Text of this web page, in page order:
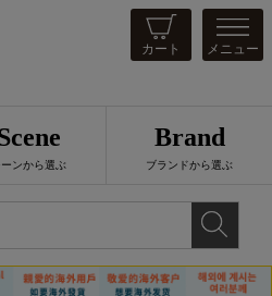
カート メニュー
ーンから選ぶ
Brand
ブランドから選ぶ